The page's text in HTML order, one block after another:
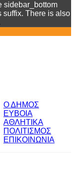
sidebar_bottom
suffix. There is also
Ο ΔΗΜΟΣ
ΕΥΒΟΙΑ
ΑΘΛΗΤΙΚΑ
ΠΟΛΙΤΙΣΜΟΣ
ΕΠΙΚΟΙΝΩΝΙΑ